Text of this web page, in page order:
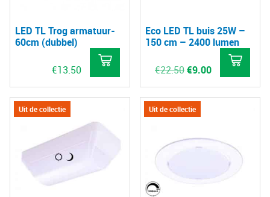
LED TL Trog armatuur-
60cm (dubbel)
€13.50
Eco LED TL buis 25W –
150 cm – 2400 lumen
€22.50Oorspronkelijke
was:
€22.50.
€9.00Huidige
prijs
is:
€9.00.
Uit de collectie Uit de collectie